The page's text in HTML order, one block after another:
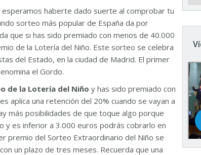
haberte dado suerte al comprobar tu
sorteo más popular de España da por
que si has sido premiado con menos de 40.000
de la Lotería del Niño. Este sorteo se celebra
del Estado, en la ciudad de Madrid. El primer
el Gordo.
de la Lotería del Niño y has sido premiado con
aplica una retención del 20% cuando se vayan a
más posibilidades de que toque algo porque
y es inferior a 3.000 euros podrás cobrarlo en
premio del Sorteo Extraordinario del Niño se
un plazo de tres meses. Recuerda que una